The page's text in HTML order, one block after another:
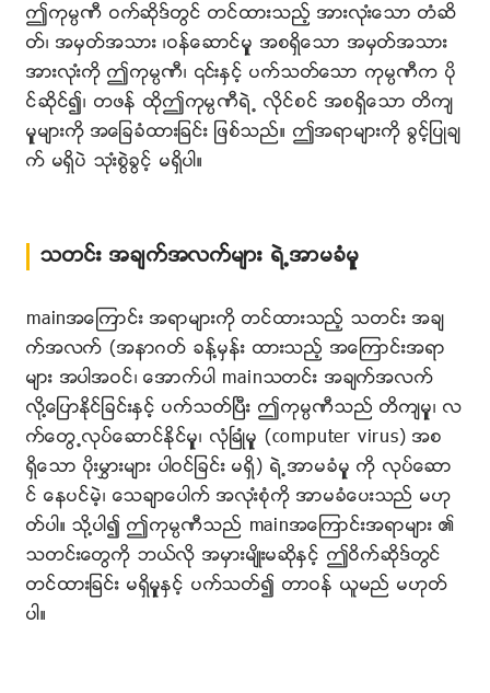
ဤကုမၸဏီ ဝက္ဆိုဒ္တြင္ တင္ထားသည့္ အားလုးံေသာ တံဆိ
တ္၊ အမွတ္အသား ၊ဝန္ေဆာင္မူွ အစရွိေသာ အမွတ္အသား
အားလုးံကို ဤကုမၸဏီ၊ ၎ႏွင့္ ပက္သတ္ေသာ ကုမၸဏီက ပို
င္ဆိုင္၍၊ တဖန္ ထိုဤကုမၸဏီရဲ႕ လိုင္စင္ အစရွိေသာ တိက်
မူွမ်ားကို အေျခခံထားျခင္း ျဖစ္သည္။ ဤအရာမ်ားကို ခြင့္ျပဳခ်
က္ မရွိပဲ သုးံစြဲခြင့္ မရွိပါ။
သတင္း အခ်က္အလက္မ်ား ရဲ႕အာမခံမူွ
mainအေၾကာင္း အရာမ်ားကို တင္ထားသည့္ သတင္း အခ်
က္အလက္ (အနာဂတ္ ခန႔္မွန္း ထားသည့္ အေၾကာင္းအရာ
မ်ား အပါအဝင္၊ ေအာက္ပါ mainသတင္း အခ်က္အလက္
လို႔ေျပာႏိုင္ျခင္းႏွင့္ ပက္သတ္ၿပီး ဤကုမၸဏီသည္ တိက်မူွ၊ လ
က္ေတြ႕လုပ္ေဆာင္ႏိုင္မူွ၊ လုံၿခဳံမူွ (computer virus) အစ
ရွိေသာ ပိုးမႊားမ်ား ပါဝင္ျခင္း မရွိ) ရဲ႕အာမခံမူွ ကို လုပ္ေဆာ
င္ ေနပင္မဲ့၊ ေသခ်ာေပါက္ အလုးံစုံကို အာမခံေပးသည္ မဟု
တ္ပါ။ သို႔ပါ၍ ဤကုမၸဏီသည္ mainအေၾကာင္းအရာမ်ား ၏
သတင္းေတြကို ဘယ္လို အမွားမ်ိဳးမဆိုႏွင့္ ဤဝိက္ဆိုဒ္တြင္
တင္ထားျခင္း မရွိမူွႏွင့္ ပက္သတ္၍ တာဝန္ ယူမည္ မဟုတ္
ပါ။